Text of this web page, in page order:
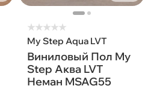
★★★★★
My Step Aqua LVT
Виниловый Пол My
Step Аква LVT
Неман MSAG55